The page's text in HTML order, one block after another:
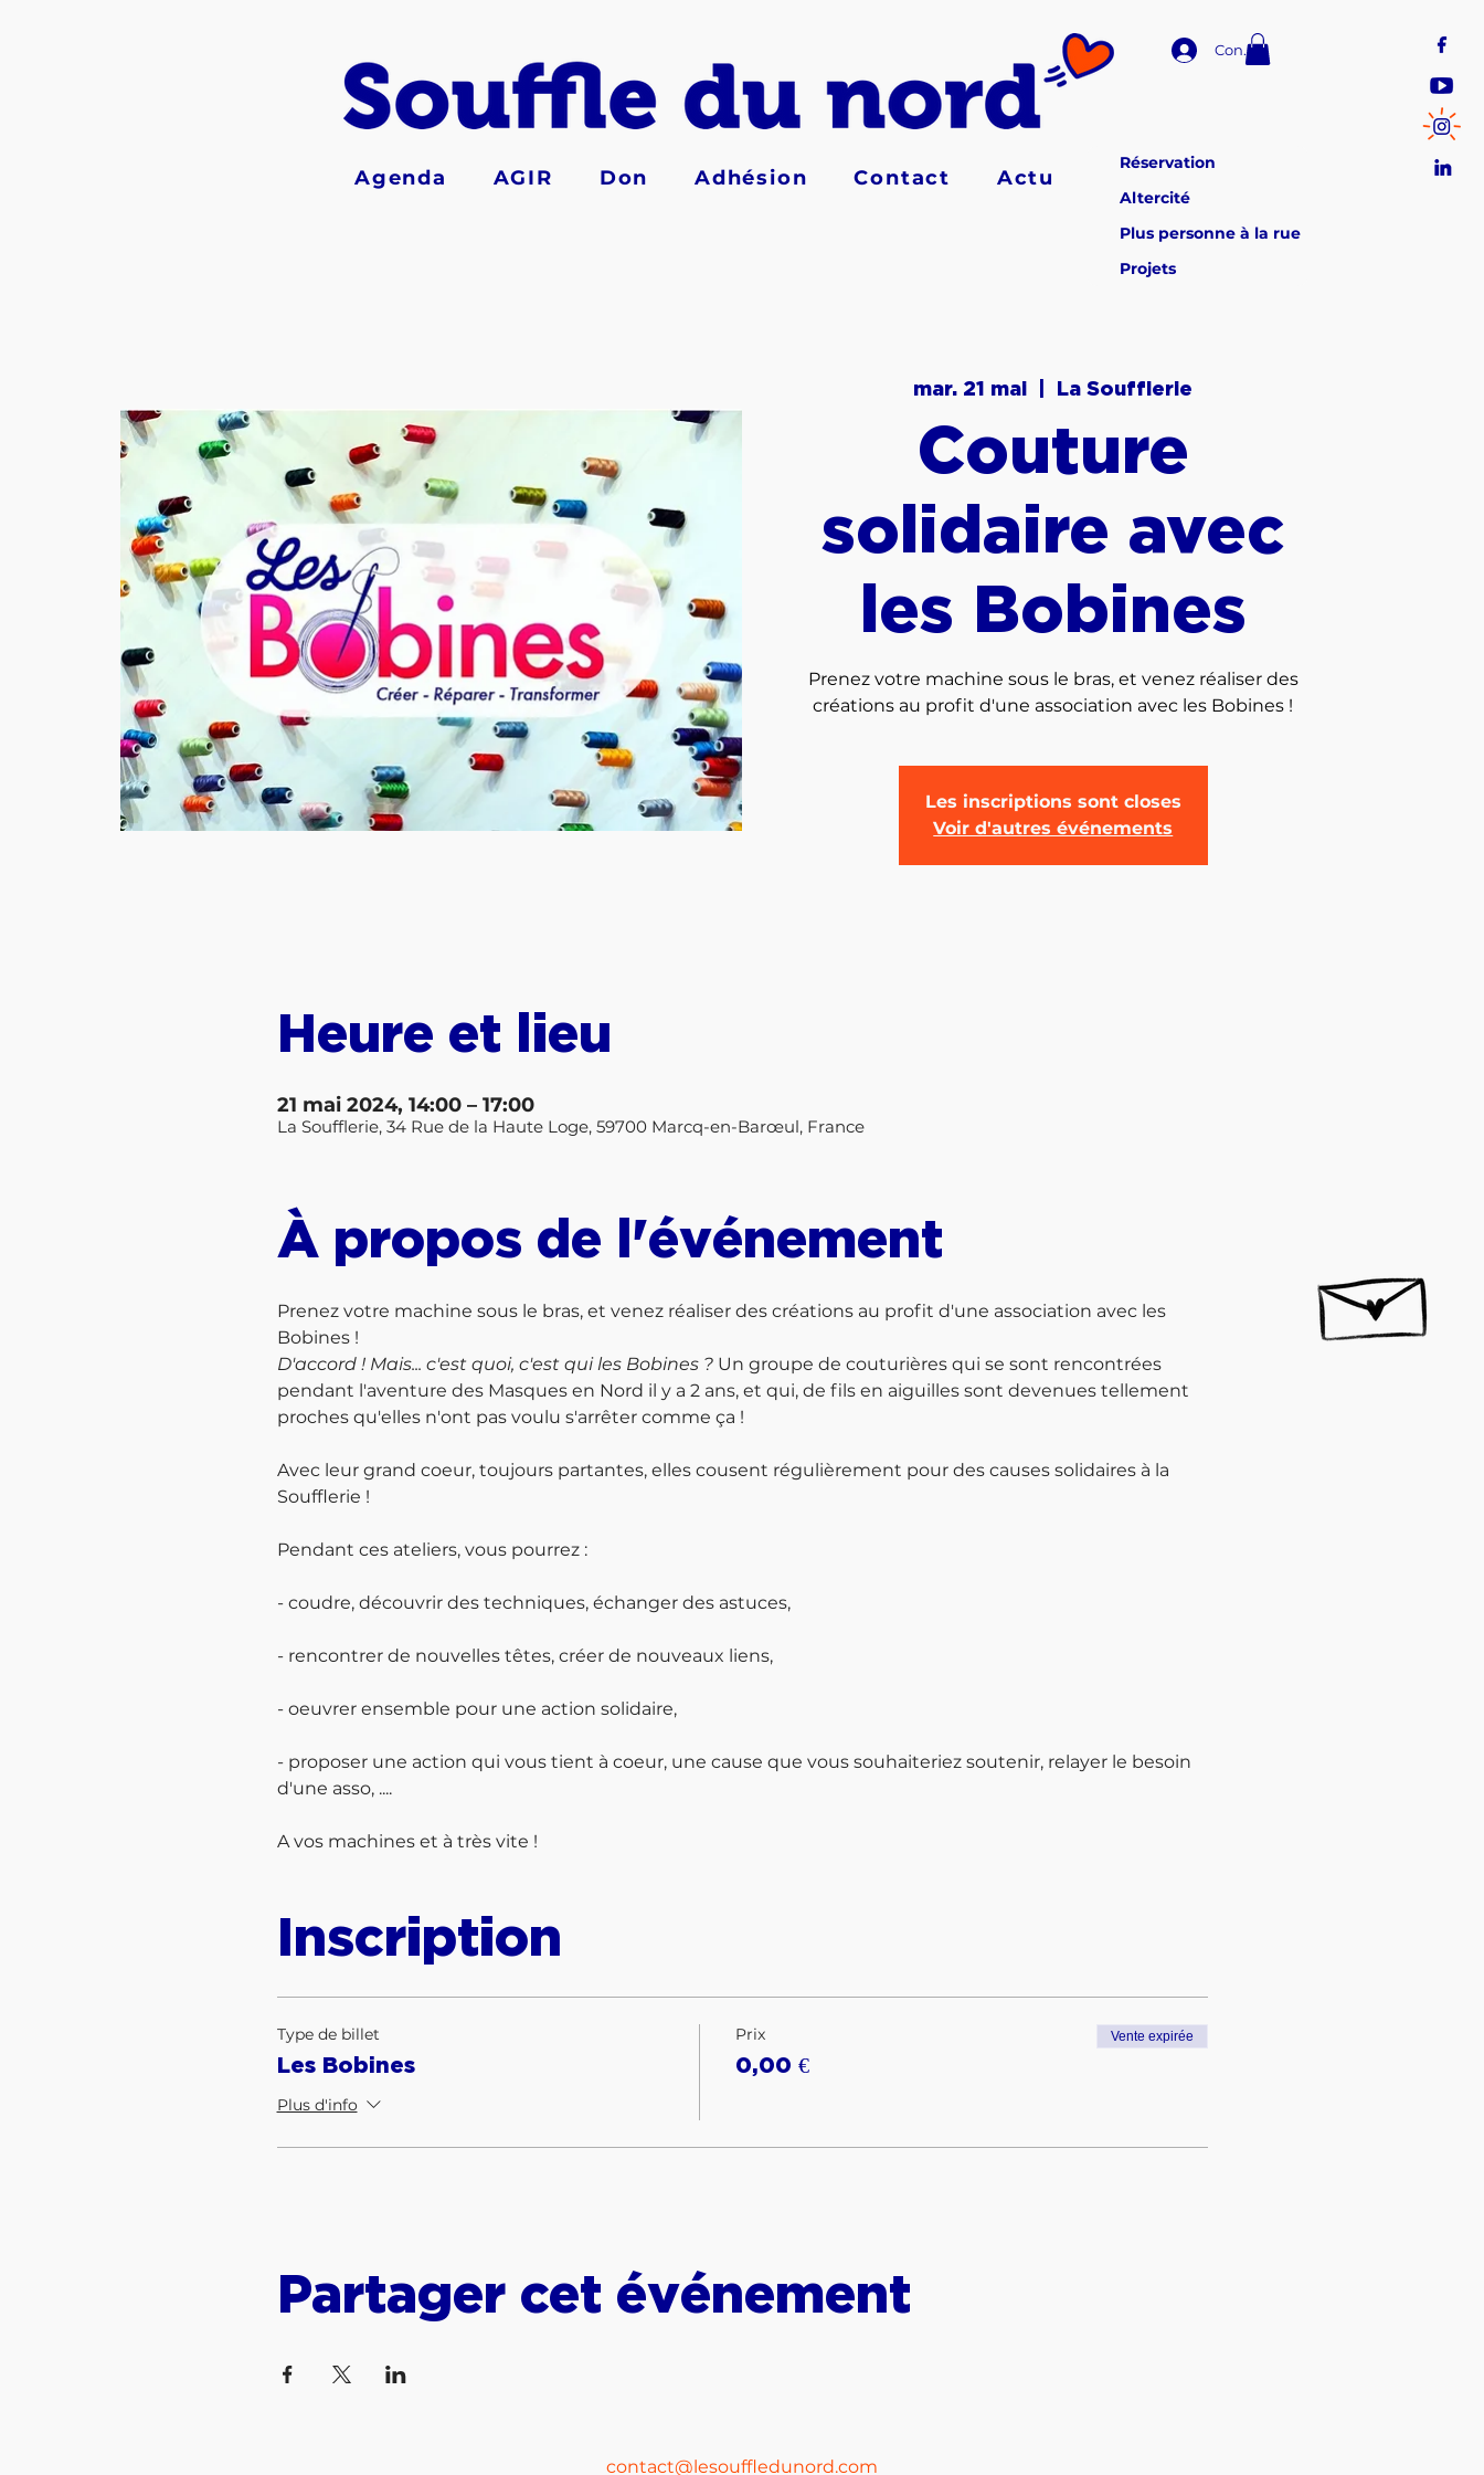
Connexion
Agenda AGIR Don Adhésion Contact Actu
Réservation
Altercité
Plus personne à la rue
Projets
mar. 21 mai La Soufflerie
Couture
solidaire avec
les Bobines
Prenez votre machine sous le bras, et venez réaliser des
créations au profit d'une association avec les Bobines !
Les inscriptions sont closes
Voir d'autres événements
Heure et lieu
21 mai 2024, 14:00 – 17:00
La Soufflerie, 34 Rue de la Haute Loge, 59700 Marcq-en-Barœul, France
À propos de l'événement
Prenez votre machine sous le bras, et venez réaliser des créations au profit d'une association avec les
Bobines !
D'accord ! Mais... c'est quoi, c'est qui les Bobines ? Un groupe de couturières qui se sont rencontrées
pendant l'aventure des Masques en Nord il y a 2 ans, et qui, de fils en aiguilles sont devenues tellement
proches qu'elles n'ont pas voulu s'arrêter comme ça !
Avec leur grand coeur, toujours partantes, elles cousent régulièrement pour des causes solidaires à la
Soufflerie !
Pendant ces ateliers, vous pourrez :
- coudre, découvrir des techniques, échanger des astuces,
- rencontrer de nouvelles têtes, créer de nouveaux liens,
- oeuvrer ensemble pour une action solidaire,
- proposer une action qui vous tient à coeur, une cause que vous souhaiteriez soutenir, relayer le besoin
d'une asso, ....
A vos machines et à très vite !
Inscription
Type de billet
Les Bobines
Plus d'info
Prix
0,00 €
Vente expirée
Partager cet événement
contact@lesouffledunord.com